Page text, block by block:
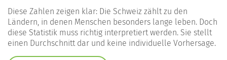
Diese Zahlen zeigen klar: Die Schweiz zählt zu den
Ländern, in denen Menschen besonders lange leben. Doch
diese Statistik muss richtig interpretiert werden. Sie stellt
einen Durchschnitt dar und keine individuelle Vorhersage.